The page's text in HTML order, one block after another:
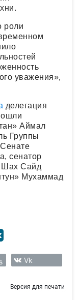
роли
уважения»,
делегация
Аймал
Группы
сенатор
Шах Сайд
Мухаммад
Vk
Версия для печати